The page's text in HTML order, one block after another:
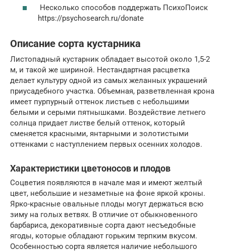
Несколько способов поддержать ПсихоПоиск
https://psychosearch.ru/donate
Описание сорта кустарника
Листопадный кустарник обладает высотой около 1,5-2
м, и такой же шириной. Нестандартная расцветка
делает культуру одной из самых желанных украшений
приусадебного участка. Объемная, разветвленная крона
имеет пурпурный оттенок листьев с небольшими
белыми и серыми пятнышками. Воздействие летнего
солнца придает листве белый оттенок, который
сменяется красными, янтарными и золотистыми
оттенками с наступлением первых осенних холодов.
Характеристики цветоносов и плодов
Соцветия появляются в начале мая и имеют желтый
цвет, небольшие и незаметные на фоне яркой кроны.
Ярко-красные овальные плоды могут держаться всю
зиму на голых ветвях. В отличие от обыкновенного
барбариса, декоративные сорта дают несъедобные
ягоды, которые обладают горьким терпким вкусом.
Особенностью сорта является наличие небольшого